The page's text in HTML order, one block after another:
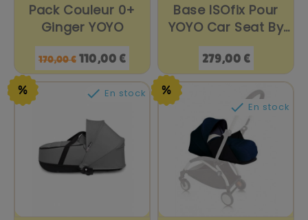
Pack Couleur 0+
Ginger YOYO
Prix
de
base
170,00 € Prix
110,00 €
Base ISOfix Pour
YOYO Car Seat By
BeSafe
Prix
279,00 €
 En stock
 En stock